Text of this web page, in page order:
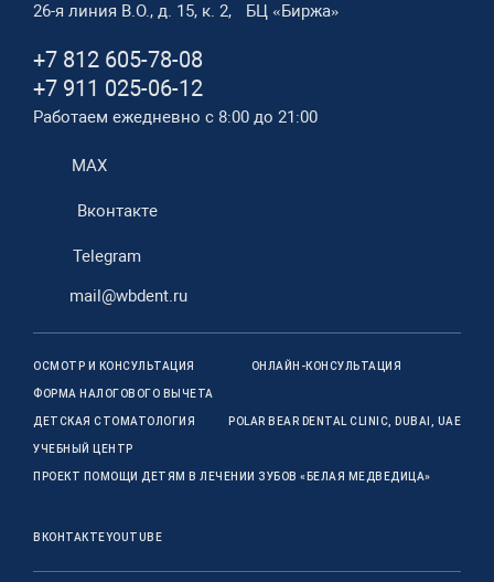
26-я линия В.О., д. 15, к. 2, БЦ «Биржа»
+7 812 605-78-08
+7 911 025-06-12
Работаем ежедневно с 8:00 до 21:00
MAX
Вконтакте
Telegram
mail@wbdent.ru
ОСМОТР И КОНСУЛЬТАЦИЯ ОНЛАЙН-КОНСУЛЬТАЦИЯ
ФОРМА НАЛОГОВОГО ВЫЧЕТА
ДЕТСКАЯ СТОМАТОЛОГИЯ POLAR BEAR DENTAL CLINIC, DUBAI, UAE
УЧЕБНЫЙ ЦЕНТР
ПРОЕКТ ПОМОЩИ ДЕТЯМ В ЛЕЧЕНИИ ЗУБОВ «БЕЛАЯ МЕДВЕДИЦА»
ВКОНТАКТЕYOUTUBE